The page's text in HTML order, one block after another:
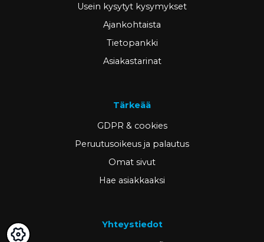
Usein kysytyt kysymykset
Ajankohtaista
Tietopankki
Asiakastarinat
Tärkeää
GDPR & cookies
Peruutusoikeus ja palautus
Omat sivut
Hae asiakkaaksi
Yhteystiedot